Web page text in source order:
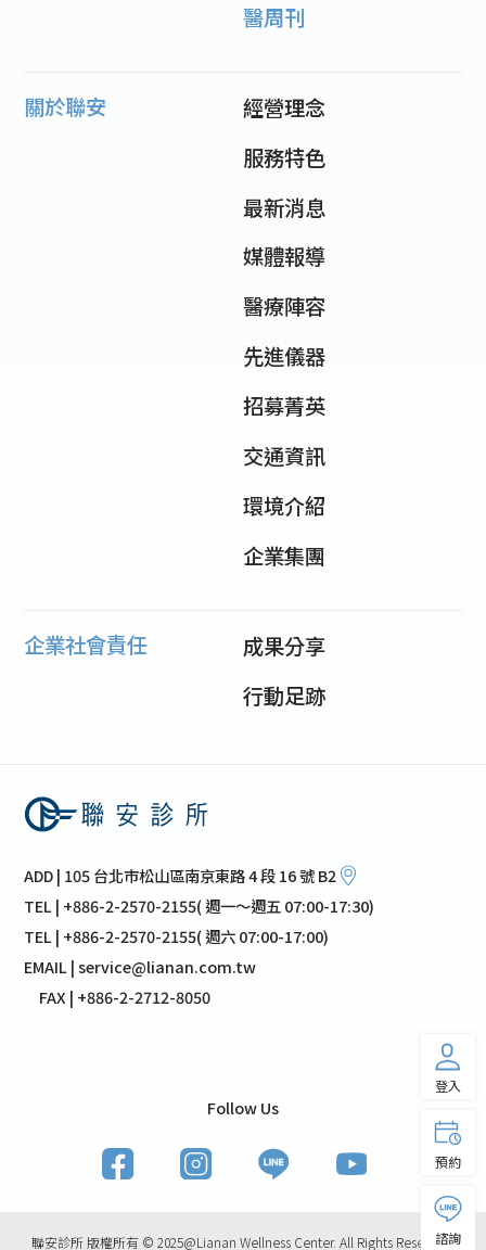
醫周刊
關於聯安
經營理念
服務特色
最新消息
媒體報導
醫療陣容
先進儀器
招募菁英
交通資訊
環境介紹
企業集團
企業社會責任
成果分享
行動足跡
ADD | 105 台北市松山區南京東路 4 段 16 號 B2
TEL | +886-2-2570-2155( 週一～週五 07:00-17:30)
TEL | +886-2-2570-2155( 週六 07:00-17:00)
EMAIL | service@lianan.com.tw
FAX | +886-2-2712-8050
Follow Us
聯安診所 版權所有 © 2025@Lianan Wellness Center. All Rights Reserved.
登入
預約
諮詢